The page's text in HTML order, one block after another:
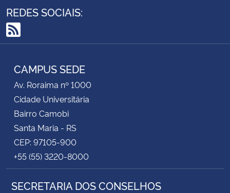
Secretaria de Governo
Advocacia-Geral da União
Banco Central do Brasil
REDES SOCIAIS:
RSS
CAMPUS SEDE
Av. Roraima nº 1000
Cidade Universitária
Bairro Camobi
Santa Maria - RS
CEP: 97105-900
+55 (55) 3220-8000
SECRETARIA DOS CONSELHOS